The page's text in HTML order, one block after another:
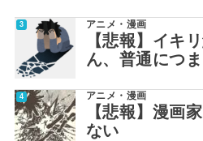
アニメ・漫画
【悲報】イキ
ん、普通につ
アニメ・漫画
【悲報】漫画
ない